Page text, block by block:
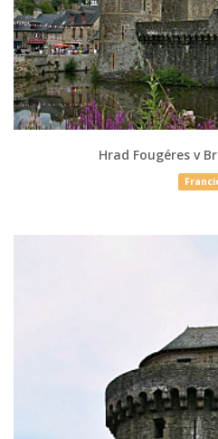
Hrad Fougéres v